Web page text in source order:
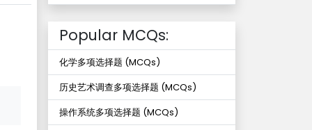
Popular MCQs:
化学多项选择题 (MCQs)
历史艺术调查多项选择题 (MCQs)
操作系统多项选择题 (MCQs)